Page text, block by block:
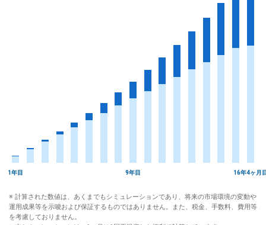
1年目 9年目 16年4ヶ月
※ 計算された数値は、あくまでもシミュレーションであり、将来の市場環境の変動や
運用成果等を示唆および保証するものではありません。また、税金、手数料、費用等
を考慮しておりません。